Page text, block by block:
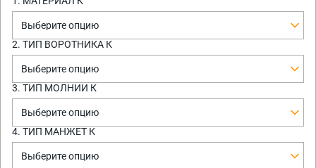
Выберите опцию
2. ТИП ВОРОТНИКА К
Выберите опцию
3. ТИП МОЛНИИ К
Выберите опцию
4. ТИП МАНЖЕТ К
Выберите опцию